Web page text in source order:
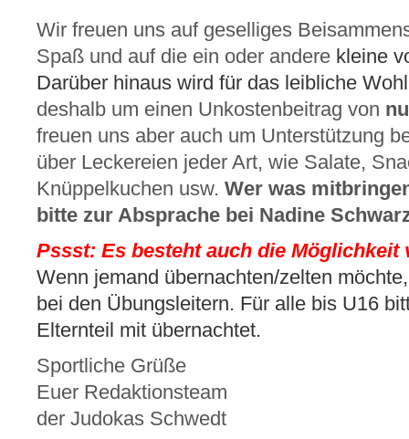
Wir freuen uns auf geselliges
Spaß und auf die ein oder andere kleine
Darüber hinaus wird für das leibliche
deshalb um einen Unkostenbeitrag von
freuen uns aber auch um Unterstützung
über Leckereien jeder Art, wie Salate,
Knüppelkuchen usw. Wer was
bitte zur Absprache bei Nadine
Pssst: Es besteht auch die Möglichkeit
Wenn jemand übernachten/zelten
bei den Übungsleitern. Für alle bis U16
Elternteil mit übernachtet.
Sportliche Grüße
Euer Redaktionsteam
der Judokas Schwedt